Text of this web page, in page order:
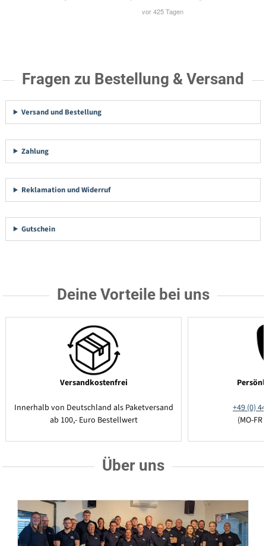
Fragen zu Bestellung & Versand
Versand und Bestellung
Zahlung
Reklamation und Widerruf
Gutschein
Deine Vorteile bei uns
Versandkostenfrei
Innerhalb von Deutschland als Paketversand
ab 100,- Euro Bestellwert
+49 (0)
(MO-
Über uns